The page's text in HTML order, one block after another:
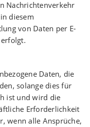
Nachrichtenverkehr
diesem
von Daten per E-
Daten, die
solange dies für
ist und wird die
Erforderlichkeit
wenn alle Ansprüche,